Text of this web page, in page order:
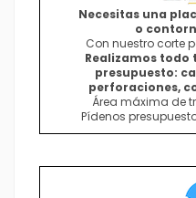
Necesitas una
o
Con nuestro corte
Realizamos
presupuesto:
perforaciones,
Área máxima de
Pídenos